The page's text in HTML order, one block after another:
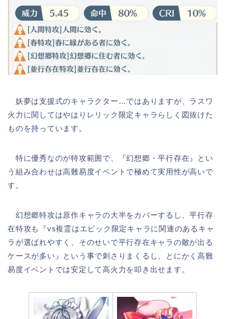
妖夢は支援式のキャラクター…ではありますが、ラスワ
火力に関してはやはりレリック限定キャラらしく図抜けた
ものを持っています。
特に優秀なのが特攻範囲で、『幻想郷・平行存在』とい
う組み合わせは高難易度イベントで極めて実用性が高いで
す。
幻想郷特攻は原作キャラの大半をカバーするし、平行存
在特攻も『vs複霊はエピック限定キャラに関連のあるキャ
ラが選ばれやすく、そのせいで平行存在キャラの敵が出る
ケースが多い』という事で刺さりまくるし、とにかく高難
易度イベントでは安定して高火力を叩き出せます。